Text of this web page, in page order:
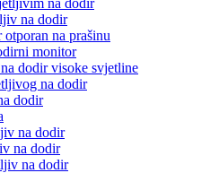
na dodir
na prašinu
monitor
dodir visoke svjetline
na dodir
dodir
na dodir
na dodir
na dodir